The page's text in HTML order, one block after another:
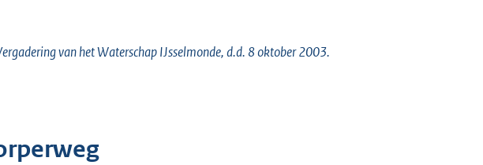
van het Waterschap IJsselmonde, d.d. 8 oktober 2003.